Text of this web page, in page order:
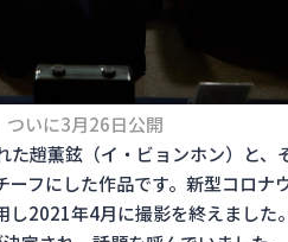
ついに3月26日公開
趙薫鉉（イ・ビョンホン）と、
フにした作品です。新型コロナ
し2021年4月に撮影を終えました